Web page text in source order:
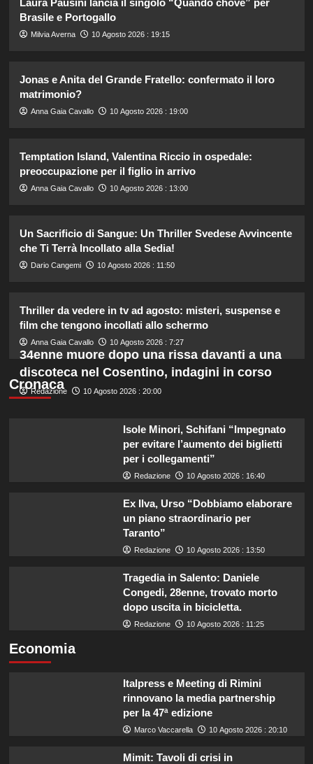
4
di Bro: scopri il suo nuovo ruolo nel
5
18 euro al giorno per partecipare al
1
rotte: incontro decisivo con Steven
Basalari a Temptation Island
2
rivisitando il tradizionale look da
mondina con stile.
3
Sophie e le espadrillas: un
abbinamento sempre elegante.
Francesco Pannofino entra nel cast
di Bro: scopri il suo nuovo ruolo nel
Marianna Scarci di Saranno Famosi:
18 euro al giorno per partecipare al
Laura Pausini lancia il singolo “Quando chove” per
Brasile e Portogallo
Milvia Averna 10 Agosto 2026 : 19:15
Jonas e Anita del Grande Fratello: confermato il loro
matrimonio?
Anna Gaia Cavallo 10 Agosto 2026 : 19:00
Temptation Island, Valentina Riccio in ospedale:
preoccupazione per il figlio in arrivo
Anna Gaia Cavallo 10 Agosto 2026 : 13:00
Un Sacrificio di Sangue: Un Thriller Svedese Avvincente
che Ti Terrà Incollato alla Sedia!
Dario Cangemi 10 Agosto 2026 : 11:50
Thriller da vedere in tv ad agosto: misteri, suspense e
film che tengono incollati allo schermo
Anna Gaia Cavallo 10 Agosto 2026 : 7:27
Cronaca
34enne muore dopo una rissa davanti a una
discoteca nel Cosentino, indagini in corso
Redazione 10 Agosto 2026 : 20:00
Isole Minori, Schifani “Impegnato
per evitare l’aumento dei biglietti
per i collegamenti”
Redazione 10 Agosto 2026 : 16:40
Ex Ilva, Urso “Dobbiamo elaborare
un piano straordinario per
Taranto”
Redazione 10 Agosto 2026 : 13:50
Tragedia in Salento: Daniele
Congedi, 28enne, trovato morto
dopo uscita in bicicletta.
Redazione 10 Agosto 2026 : 11:25
Economia
Italpress e Meeting di Rimini
rinnovano la media partnership
per la 47ª edizione
Marco Vaccarella 10 Agosto 2026 : 20:10
Mimit: Tavoli di crisi in